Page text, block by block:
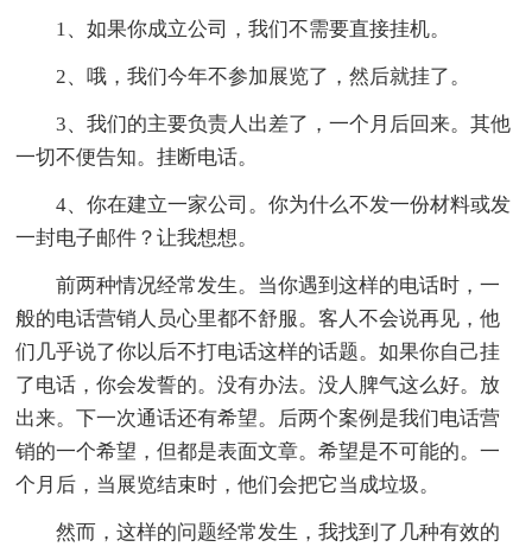
1、如果你成立公司，我们不需要直接挂机。
2、哦，我们今年不参加展览了，然后就挂了。
3、我们的主要负责人出差了，一个月后回来。其他
一切不便告知。挂断电话。
4、你在建立一家公司。你为什么不发一份材料或发
一封电子邮件？让我想想。
前两种情况经常发生。当你遇到这样的电话时，一
般的电话营销人员心里都不舒服。客人不会说再见，他
们几乎说了你以后不打电话这样的话题。如果你自己挂
了电话，你会发誓的。没有办法。没人脾气这么好。放
出来。下一次通话还有希望。后两个案例是我们电话营
销的一个希望，但都是表面文章。希望是不可能的。一
个月后，当展览结束时，他们会把它当成垃圾。
然而，这样的问题经常发生，我找到了几种有效的